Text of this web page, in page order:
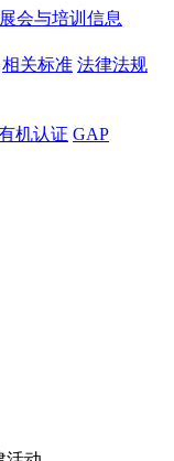
展会与培训信息
相关标准 法律法规
机认证 GAP